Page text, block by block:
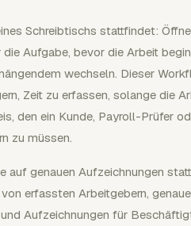
Schreibtischs stattfindet:
Aufgabe, bevor die Arbeit
wechseln. Dieser
Zeit zu erfassen, solange die
den ein Kunde, Payroll-Prüfer
zu müssen.
auf genauen Aufzeichnungen
erfassten Arbeitgebern, genaue
Aufzeichnungen für